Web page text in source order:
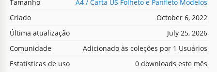
Tamanho
A4 / Carta US Folheto e Panfleto Modelos
Criado
October 6, 2022
Última atualização
July 25, 2026
Comunidade
Adicionado às coleções por 1 Usuários
Estatísticas de uso
0 downloads este mês